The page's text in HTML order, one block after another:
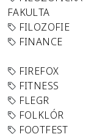
FAKULTA
FILOZOFIE
FINANCE
FIREFOX
FITNESS
FLEGR
FOLKLÓR
FOOTFEST